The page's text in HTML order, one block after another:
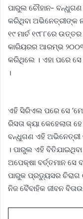
ପାରୁଲ ଚୌହାନ- ବନ୍ଧୁଗଣ
କରିଥିବା ଅଭିନେତ୍ରୀଙ୍କ
୧୯ ମାର୍ଚ ୧୯୮୮ରେ
କାରିୟରର ଆରମ୍ଭ
କରିଥିଲେ । ଏହା ପରେ
।
ଏହି ସିରିଏଲ ପରେ ସେ
ରିସତା କ୍ୟା କେହେଲାତା
ବନ୍ଧୁଗଣ ଏହି ଅଭିନେତ୍ରୀ
। ପାରୁଲ ଏହି
ଅପେକ୍ଷା ବର୍ତ୍ତମାନ
ପାରୁକ ପ୍ରଡ୍ୟୁସର ଚିରାଗ
ନିଜ ବୈବାହିକ ଜୀବନ